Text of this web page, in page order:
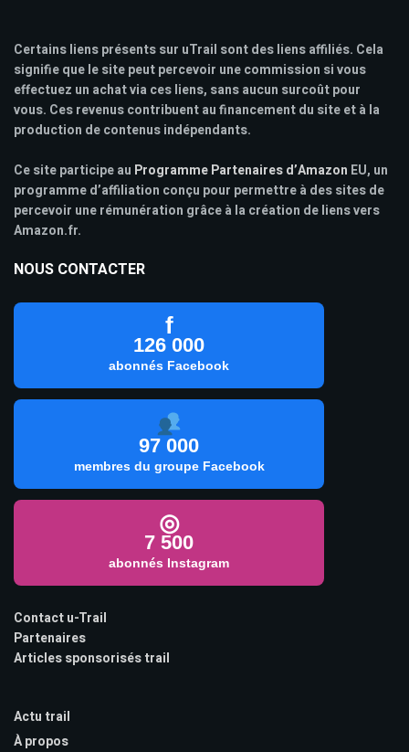
Certains liens présents sur uTrail sont des liens affiliés. Cela
signifie que le site peut percevoir une commission si vous
effectuez un achat via ces liens, sans aucun surcoût pour
vous. Ces revenus contribuent au financement du site et à la
production de contenus indépendants.
Ce site participe au Programme Partenaires d’Amazon EU, un
programme d’affiliation conçu pour permettre à des sites de
percevoir une rémunération grâce à la création de liens vers
Amazon.fr.
NOUS CONTACTER
f
126 000
abonnés Facebook
97 000
membres du groupe Facebook
◎
7 500
abonnés Instagram
Contact u-Trail
Partenaires
Articles sponsorisés trail
Actu trail
À propos